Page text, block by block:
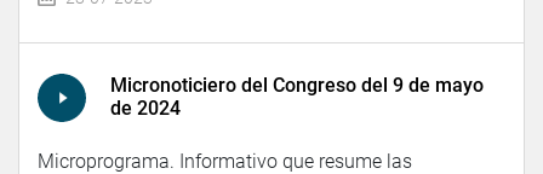
Micronoticiero del Congreso del 9 de mayo
de 2024
Microprograma. Informativo que resume las